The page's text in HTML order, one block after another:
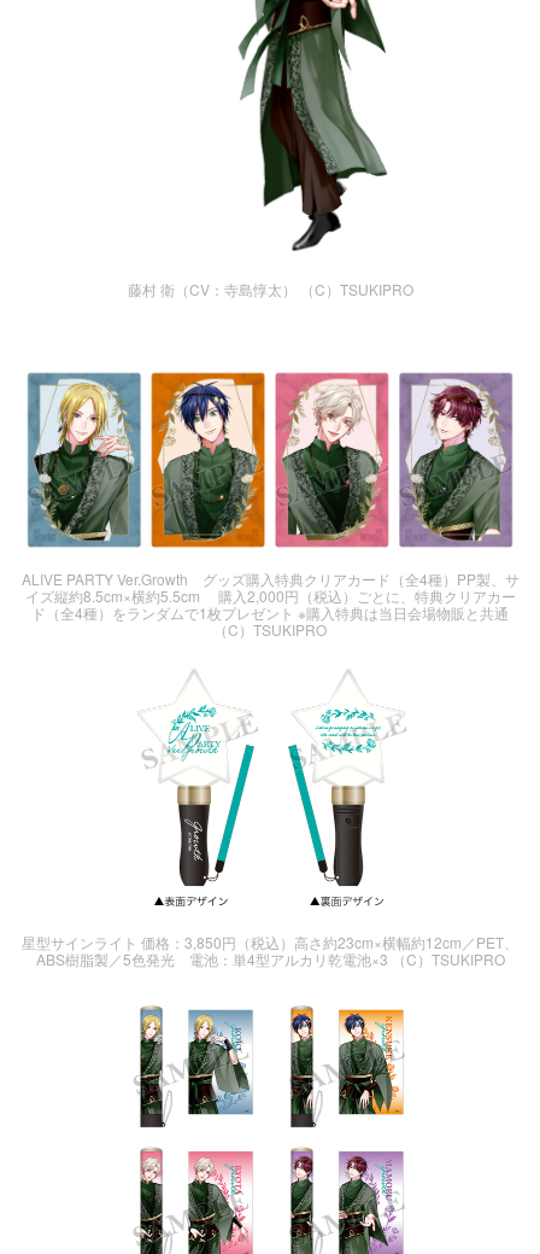
藤村 衛（CV：寺島惇太） （C）TSUKIPRO
ALIVE PARTY Ver.Growth グッズ購入特典クリアカード（全4種）PP製、サ
イズ縦約8.5cm×横約5.5cm 購入2,000円（税込）ごとに、特典クリアカー
ド（全4種）をランダムで1枚プレゼント ※購入特典は当日会場物販と共通
（C）TSUKIPRO
星型サインライト 価格：3,850円（税込）高さ約23cm×横幅約12cm／PET、
ABS樹脂製／5色発光 電池：単4型アルカリ乾電池×3 （C）TSUKIPRO